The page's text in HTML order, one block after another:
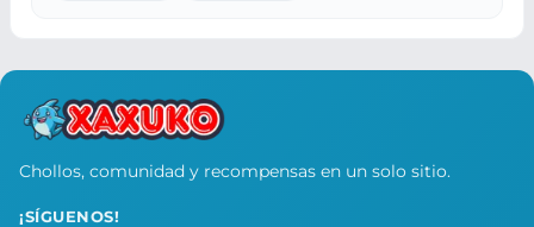
Chollos, comunidad y recompensas en un solo sitio.
¡SÍGUENOS!